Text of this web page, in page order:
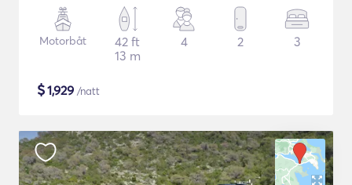
Motorbåt
42 ft
13 m
4 2 3
$1,929 /natt